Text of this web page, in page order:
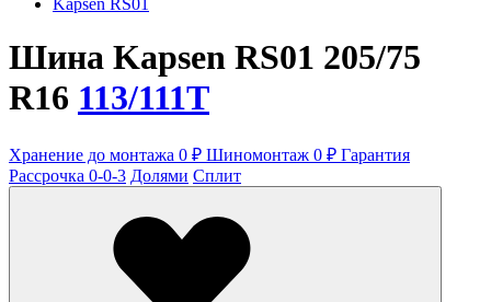
Kapsen RS01
Шина Kapsen RS01 205/75
R16 113/111T
Хранение до монтажа 0 ₽ Шиномонтаж 0 ₽ Гарантия
Рассрочка 0-0-3 Долями Сплит